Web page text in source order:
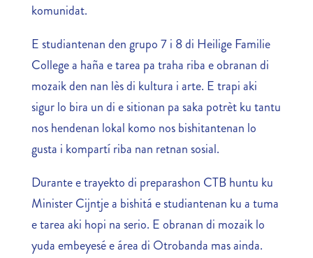
komunidat.
E studiantenan den grupo 7 i 8 di Heilige Familie
College a haña e tarea pa traha riba e obranan di
mozaik den nan lès di kultura i arte. E trapi aki
sigur lo bira un di e sitionan pa saka potrèt ku tantu
nos hendenan lokal komo nos bishitantenan lo
gusta i kompartí riba nan retnan sosial.
Durante e trayekto di preparashon CTB huntu ku
Minister Cijntje a bishitá e studiantenan ku a tuma
e tarea aki hopi na serio. E obranan di mozaik lo
yuda embeyesé e área di Otrobanda mas ainda.